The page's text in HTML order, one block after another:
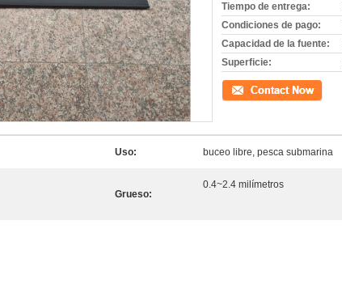
Tiempo de entrega:
Condiciones de pago:
Capacidad de la fuente:
Superficie:
Contacto
Uso: buceo libre, pesca submarina
Grueso:
0.4~2.4 milímetros